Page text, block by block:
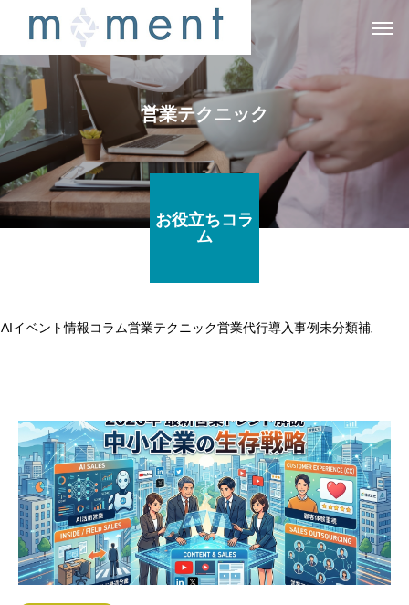
営業テクニック
お役立ちコラ
ム
AIイベント情報コラム営業テクニック営業代行導入事例未分類補助金